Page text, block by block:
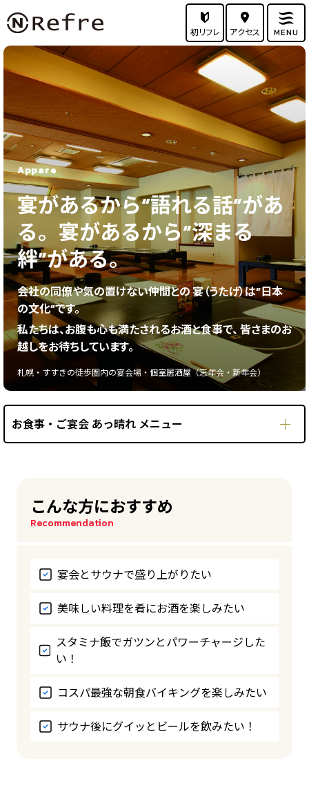
初リフレ アクセス MENU
札幌・すすきの徒歩圏内の宴会場・個室居酒屋（忘年会・新年会）
Appare
宴があるから“語れる話”があ
る。 宴があるから“深まる
絆”がある。
会社の同僚や気の置けない仲間との宴（うたげ）は“日本
の文化”です。
私たちは、お腹も心も満たされるお酒と食事で、 皆さまのお
越しをお待ちしています。
お食事・ご宴会 あっ晴れ メニュー
こんな方におすすめ
Recommendation
宴会とサウナで盛り上がりたい
美味しい料理を肴にお酒を楽しみたい
スタミナ飯でガツンとパワーチャージした
い！
コスパ最強な朝食バイキングを楽しみたい
サウナ後にグイッとビールを飲みたい！